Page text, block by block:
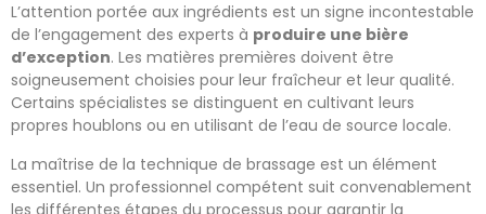
L’attention portée aux ingrédients est un signe incontestable
de l’engagement des experts à produire une bière
d’exception. Les matières premières doivent être
soigneusement choisies pour leur fraîcheur et leur qualité.
Certains spécialistes se distinguent en cultivant leurs
propres houblons ou en utilisant de l’eau de source locale.
La maîtrise de la technique de brassage est un élément
essentiel. Un professionnel compétent suit convenablement
les différentes étapes du processus pour garantir la